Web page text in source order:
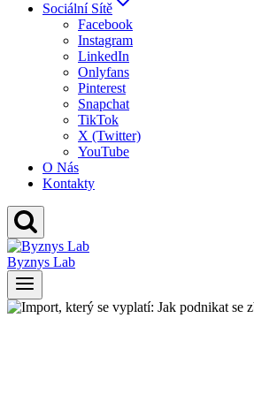
Sociální Sítě
Facebook
Instagram
LinkedIn
Onlyfans
Pinterest
Snapchat
TikTok
X (Twitter)
YouTube
O Nás
Kontakty
Byznys Lab